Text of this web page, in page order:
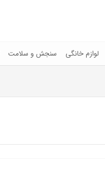
لوازم خانگی سنجش و سلامت